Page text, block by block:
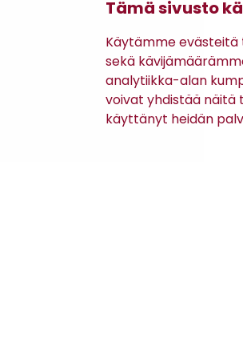
Tämä sivusto
Käytämme evästeitä
sekä
analytiikka-alan
voivat yhdistää näitä
käyttänyt heidän
Turo
ELMER 3280 SLIM FIT -
PUVUNHOUSUT
112,00 €
(160,00 €)